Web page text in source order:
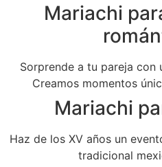
Mariachi
Sorprende a tu pareja con
Creamos momentos
Mariachi
Haz de los XV años un
tradicional